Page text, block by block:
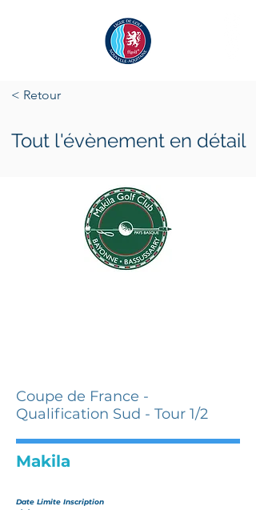
< Retour
Tout l'évènement en détail
Coupe de France -
Qualification Sud - Tour 1/2
Makila
Date Limite Inscription